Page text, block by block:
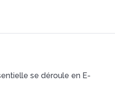
se déroule en E-